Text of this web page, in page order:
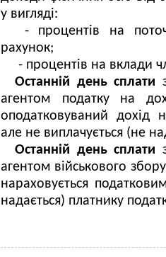
у вигляді:
- процентів на
рахунок;
- процентів на вклади
Останній день сплати
агентом податку на
оподатковуваний дохід
але не виплачується (не
Останній день сплати
агентом військового
нараховується
надається) платнику